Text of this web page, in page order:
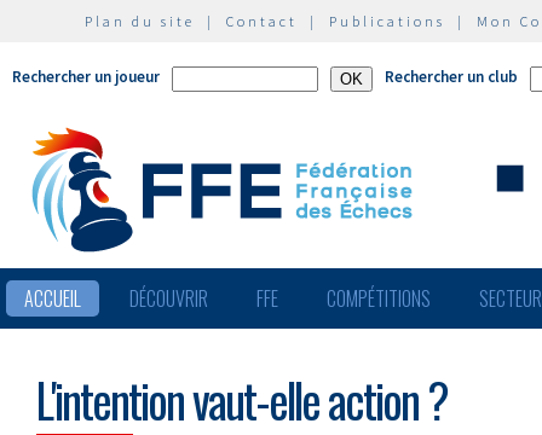
Plan du site | Contact | Publications | Mon
Rechercher un joueur Rechercher un club
ACCUEIL DÉCOUVRIR FFE COMPÉTITIONS
L'intention vaut-elle action ?